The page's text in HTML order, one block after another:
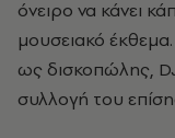
όνειρο να κάνει
μουσειακό
ως δισκοπώλης,
συλλογή του